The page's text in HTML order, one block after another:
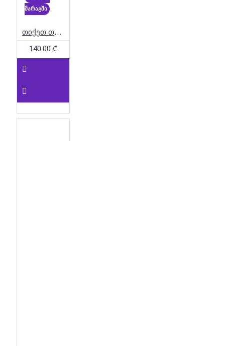
მარაგში
თიქეთ თუ რაიდ - Rails & Sails
140.00 ₾